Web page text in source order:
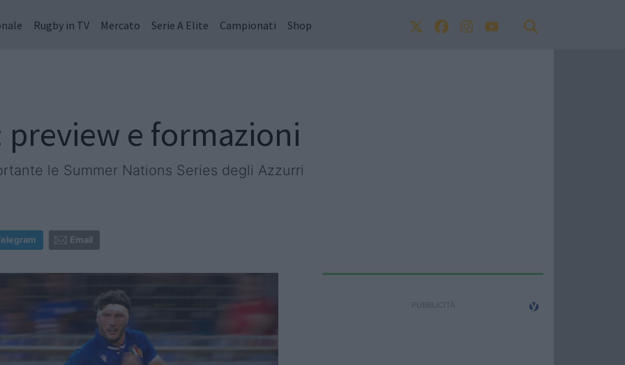
Rugby in TV Mercato Serie A Elite Campionati Shop
preview e formazioni
le Summer Nations Series degli Azzurri
Email